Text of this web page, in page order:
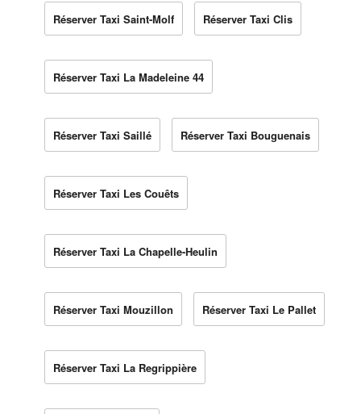
Réserver Taxi Saint-Molf Réserver Taxi Clis
Réserver Taxi La Madeleine 44
Réserver Taxi Saillé Réserver Taxi Bouguenais
Réserver Taxi Les Couêts
Réserver Taxi La Chapelle-Heulin
Réserver Taxi Mouzillon Réserver Taxi Le Pallet
Réserver Taxi La Regrippière